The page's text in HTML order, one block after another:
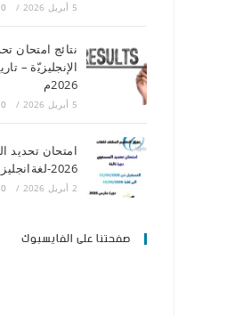
5 أبريل 2026 /
0 COMMENTS
ﻧﺘﺎﺋﺞ اﻣﺘﺤﺎن
2026م
5 أبريل 2026 /
0 COMMENTS
امتحان تحديد
2026-لغةانجليزية و فرنسية -دورة ثالثة
2 أبريل 2026 /
0 COMMENTS
صفحتنا على الفايسبوك